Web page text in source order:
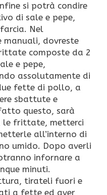
si potrà condire
di sale e pepe,
Nel
manuali, dovreste
composte da 2
e pepe,
assolutamente di
fette di pollo, a
sbattute e
questo, sarà
le frittate, metterci
all’interno di
umido. Dopo averli
infornare a
minuti.
tirateli fuori e
a fette ed aver